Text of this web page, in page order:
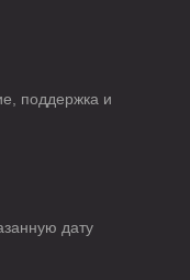
поддержка и
дату